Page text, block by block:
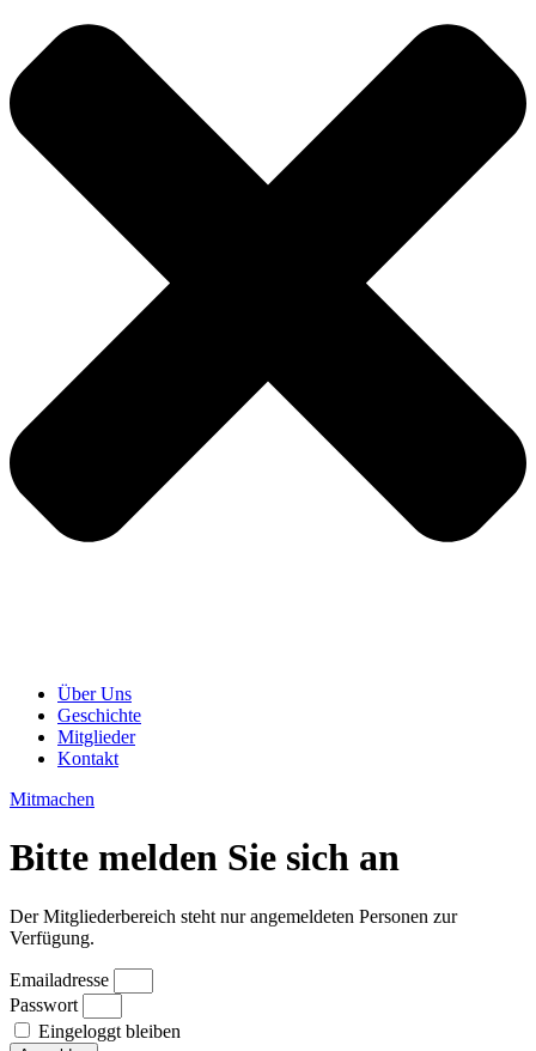
Über Uns
Geschichte
Mitglieder
Kontakt
Mitmachen
Bitte melden Sie sich an
Der Mitgliederbereich steht nur angemeldeten Personen zur
Verfügung.
Emailadresse
Passwort
Eingeloggt bleiben